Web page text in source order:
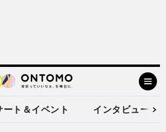
ート＆イベント インタビュー